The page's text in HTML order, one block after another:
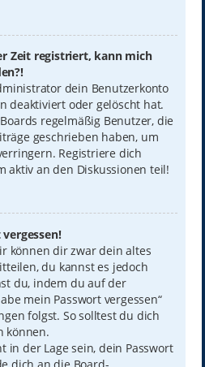
Zeit registriert, kann mich
dein Benutzerkonto
deaktiviert oder gelöscht hat.
regelmäßig Benutzer, die
geschrieben haben, um
Registriere dich
aktiv an den Diskussionen teil!
können dir zwar dein altes
du kannst es jedoch
du, indem du auf der
mein Passwort vergessen“
folgst. So solltest du dich
können.
in der Lage sein, dein Passwort
dich an die Board-